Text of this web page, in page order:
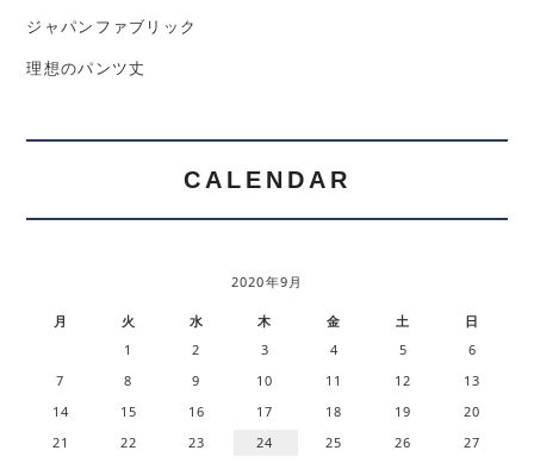
ジャパンファブリック
理想のパンツ丈
CALENDAR
2020年9月
月 火 水 木 金 土 日
1 2 3 4 5
6
7
8 9 10 11 12
13
14
15 16 17 18 19
20
21
22 23 24 25 26
27